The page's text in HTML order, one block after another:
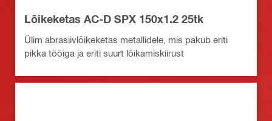
Lõikeketas AC-D SPX 150x1.2 25tk
Ülim abrasiivlõikeketas metallidele, mis pakub eriti
pikka tööiga ja eriti suurt lõikamiskiirust